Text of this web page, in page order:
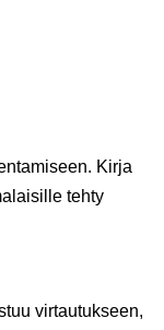
Kirja
tehty
virtautukseen,